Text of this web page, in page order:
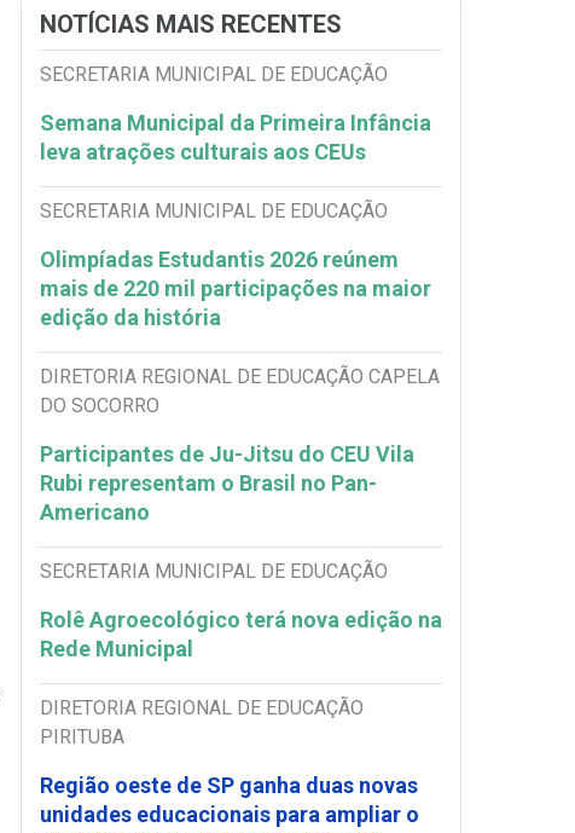
NOTÍCIAS MAIS RECENTES
SECRETARIA MUNICIPAL DE EDUCAÇÃO
Semana Municipal da Primeira Infância
leva atrações culturais aos CEUs
SECRETARIA MUNICIPAL DE EDUCAÇÃO
Olimpíadas Estudantis 2026 reúnem
mais de 220 mil participações na maior
edição da história
DIRETORIA REGIONAL DE EDUCAÇÃO CAPELA
DO SOCORRO
Participantes de Ju-Jitsu do CEU Vila
Rubi representam o Brasil no Pan-
Americano
SECRETARIA MUNICIPAL DE EDUCAÇÃO
Rolê Agroecológico terá nova edição na
Rede Municipal
DIRETORIA REGIONAL DE EDUCAÇÃO
PIRITUBA
Região oeste de SP ganha duas novas
unidades educacionais para ampliar o